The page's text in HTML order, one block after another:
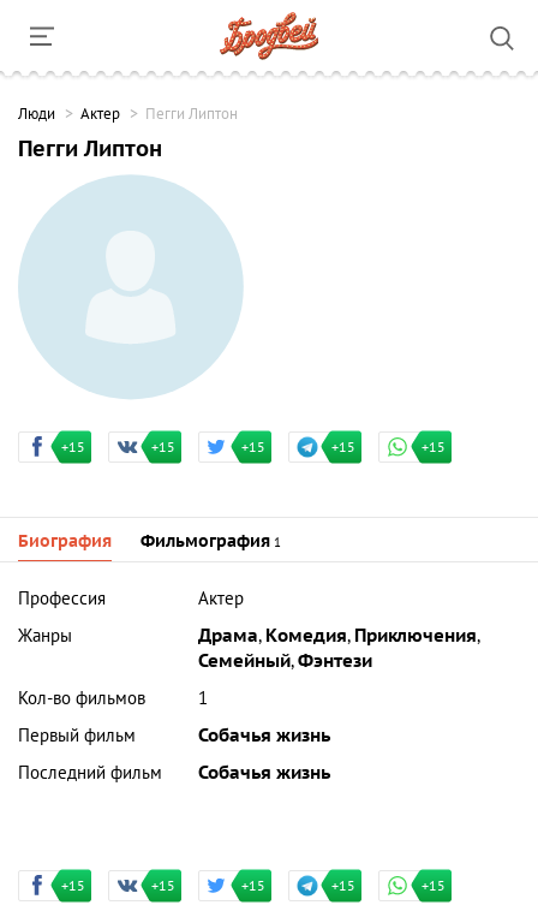
Люди Актер Пегги Липтон
Пегги Липтон
+15 +15 +15 +15 +15
Биография Фильмография 1
Профессия
Актер
Жанры
Драма, Комедия, Приключения,
Семейный,Фэнтези
Кол-во фильмов
1
Первый фильм
Собачья жизнь
Последний фильм
Собачья жизнь
+15 +15 +15 +15 +15